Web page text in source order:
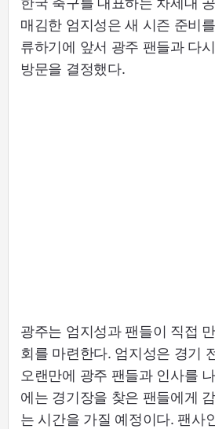
매김한 엄지성은 새 시즌 준비
류하기에 앞서 광주 팬들과 다
방문을 결정했다.
광주는 엄지성과 팬들이 직접
회를 마련한다. 엄지성은 경기
오랜만에 광주 팬들과 인사를
에는 경기장을 찾은 팬들에게
는 시간을 가질 예정이다. 팬사